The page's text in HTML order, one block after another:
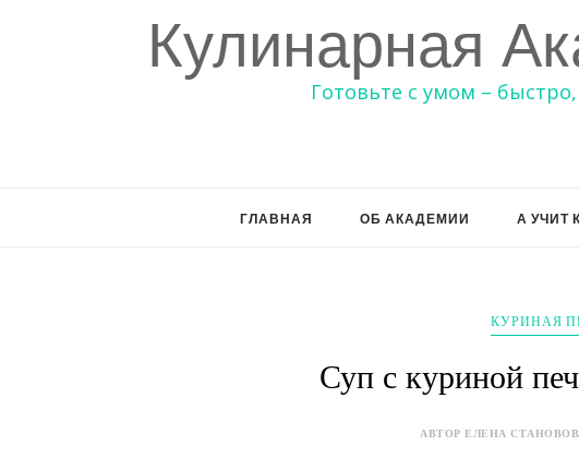
Кулинарная
Готовьте с умом –
ГЛАВНАЯ ОБ АКАДЕМИИ А УЧИТ
КУРИНАЯ
Суп с куриной
АВТОР ЕЛЕНА